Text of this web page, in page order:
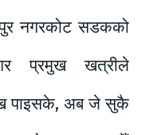
नगरकोट सडकको
प्रमुख खत्रीले
पाइसके, अब जे सुकै